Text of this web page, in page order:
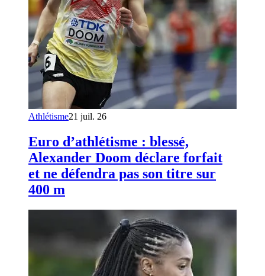
Athlétisme21 juil. 26
Euro d’athlétisme : blessé,
Alexander Doom déclare forfait
et ne défendra pas son titre sur
400 m